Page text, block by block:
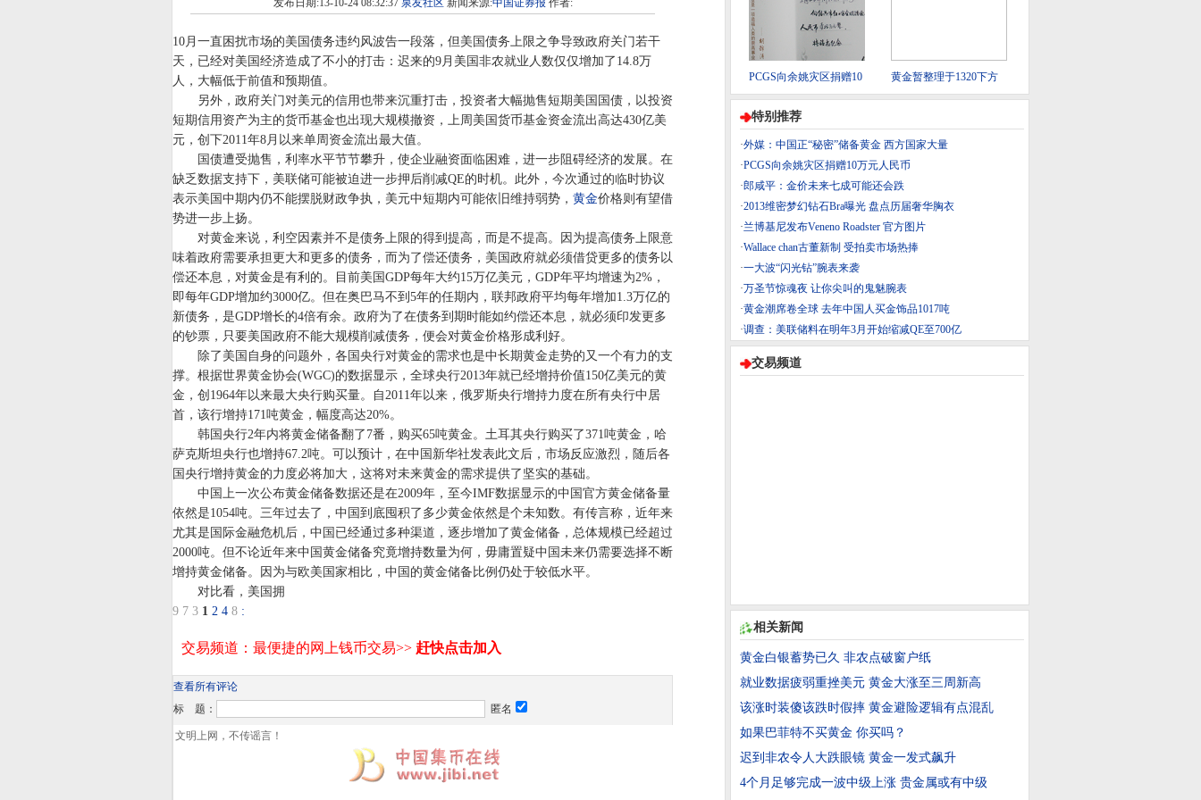
发布日期:13-10-24 08:32:37 泉友社区 新闻来源:中国证券报 作者:
10月一直困扰市场的美国债务违约风波告一段落，但美国债务上限之争导致政府关门若干
天，已经对美国经济造成了不小的打击：迟来的9月美国非农就业人数仅仅增加了14.8万
人，大幅低于前值和预期值。
另外，政府关门对美元的信用也带来沉重打击，投资者大幅抛售短期美国国债，以投资
短期信用资产为主的货币基金也出现大规模撤资，上周美国货币基金资金流出高达430亿美
元，创下2011年8月以来单周资金流出最大值。
国债遭受抛售，利率水平节节攀升，使企业融资面临困难，进一步阻碍经济的发展。在
缺乏数据支持下，美联储可能被迫进一步押后削减QE的时机。此外，今次通过的临时协议
表示美国中期内仍不能摆脱财政争执，美元中短期内可能依旧维持弱势， 黄金价格则有望借
势进一步上扬。
对黄金来说，利空因素并不是债务上限的得到提高，而是不提高。因为提高债务上限意
味着政府需要承担更大和更多的债务，而为了偿还债务，美国政府就必须借贷更多的债务以
偿还本息，对黄金是有利的。目前美国GDP每年大约15万亿美元，GDP年平均增速为2%，
即每年GDP增加约3000亿。但在奥巴马不到5年的任期内，联邦政府平均每年增加1.3万亿的
新债务，是GDP增长的4倍有余。政府为了在债务到期时能如约偿还本息，就必须印发更多
的钞票，只要美国政府不能大规模削减债务，便会对黄金价格形成利好。
除了美国自身的问题外，各国央行对黄金的需求也是中长期黄金走势的又一个有力的支
撑。根据世界黄金协会(WGC)的数据显示，全球央行2013年就已经增持价值150亿美元的黄
金，创1964年以来最大央行购买量。自2011年以来，俄罗斯央行增持力度在所有央行中居
首，该行增持171吨黄金，幅度高达20%。
韩国央行2年内将黄金储备翻了7番，购买65吨黄金。土耳其央行购买了371吨黄金，哈
萨克斯坦央行也增持67.2吨。可以预计，在中国新华社发表此文后，市场反应激烈，随后各
国央行增持黄金的力度必将加大，这将对未来黄金的需求提供了坚实的基础。
中国上一次公布黄金储备数据还是在2009年，至今IMF数据显示的中国官方黄金储备量
依然是1054吨。三年过去了，中国到底囤积了多少黄金依然是个未知数。有传言称，近年来
尤其是国际金融危机后，中国已经通过多种渠道，逐步增加了黄金储备，总体规模已经超过
2000吨。但不论近年来中国黄金储备究竟增持数量为何，毋庸置疑中国未来仍需要选择不断
增持黄金储备。因为与欧美国家相比，中国的黄金储备比例仍处于较低水平。
对比看，美国拥
9 7 3 1 2 4 8 :
查看所有评论
标 题：
匿名
PCGS向余姚灾区捐赠10 黄金暂整理于1320下方
特别推荐
·外媒：中国正“秘密”储备黄金 西方国家大量
·PCGS向余姚灾区捐赠10万元人民币
·郎咸平：金价未来七成可能还会跌
·2013维密梦幻钻石Bra曝光 盘点历届奢华胸衣
·兰博基尼发布Veneno Roadster 官方图片
·Wallace chan古董新制 受拍卖市场热捧
·一大波“闪光钻”腕表来袭
·万圣节惊魂夜 让你尖叫的鬼魅腕表
·黄金潮席卷全球 去年中国人买金饰品1017吨
·调查：美联储料在明年3月开始缩减QE至700亿
交易频道
相关新闻
黄金白银蓄势已久 非农点破窗户纸
就业数据疲弱重挫美元 黄金大涨至三周新高
该涨时装傻该跌时假摔 黄金避险逻辑有点混乱
如果巴菲特不买黄金 你买吗？
迟到非农令人大跌眼镜 黄金一发式飙升
4个月足够完成一波中级上涨 贵金属或有中级